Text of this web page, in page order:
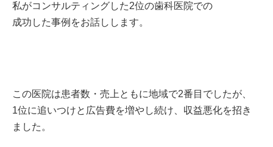
私がコンサルティングした2位の歯科医院での
成功した事例をお話しします。
この医院は患者数・売上ともに地域で2番目でしたが、
1位に追いつけと広告費を増やし続け、収益悪化を招き
ました。